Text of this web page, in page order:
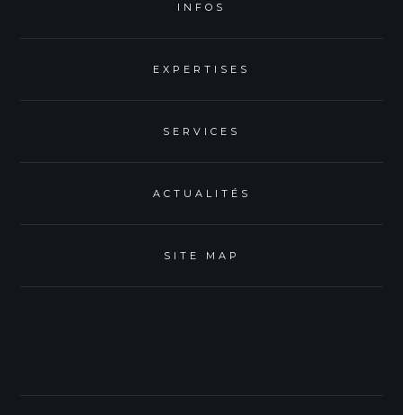
INFOS
EXPERTISES
SERVICES
ACTUALITÉS
SITE MAP